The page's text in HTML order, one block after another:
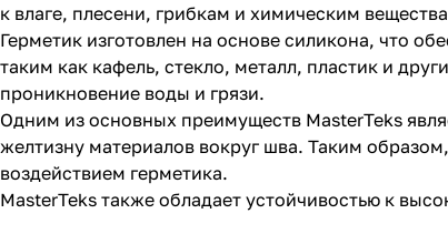
к влаге, плесени, грибкам и химическим
Герметик изготовлен на основе силикона, что
таким как кафель, стекло, металл, пластик и
проникновение воды и грязи.
Одним из основных преимуществ MasterTeks
желтизну материалов вокруг шва. Таким
воздействием герметика.
MasterTeks также обладает устойчивостью к